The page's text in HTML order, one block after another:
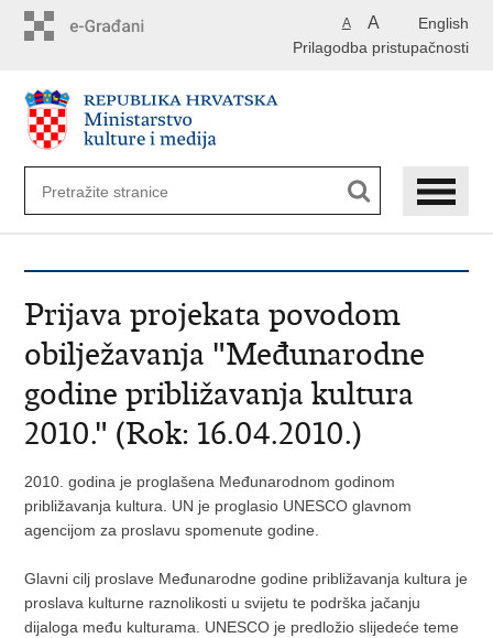
English
A A
Prilagodba pristupačnosti
Prijava projekata povodom
obilježavanja "Međunarodne
godine približavanja kultura
2010." (Rok: 16.04.2010.)
2010. godina je proglašena Međunarodnom godinom
približavanja kultura. UN je proglasio UNESCO glavnom
agencijom za proslavu spomenute godine.
Glavni cilj proslave Međunarodne godine približavanja kultura je
proslava kulturne raznolikosti u svijetu te podrška jačanju
dijaloga među kulturama. UNESCO je predložio slijedeće teme